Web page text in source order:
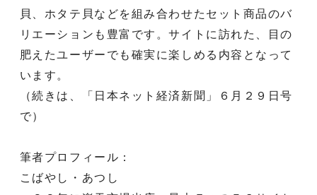
貝、ホタテ貝などを組み合わせたセット商品のバ
リエーションも豊富です。サイトに訪れた、目の
肥えたユーザーでも確実に楽しめる内容となって
います。
（続きは、「日本ネット経済新聞」６月２９日号
で）
筆者プロフィール：
こばやし・あつし